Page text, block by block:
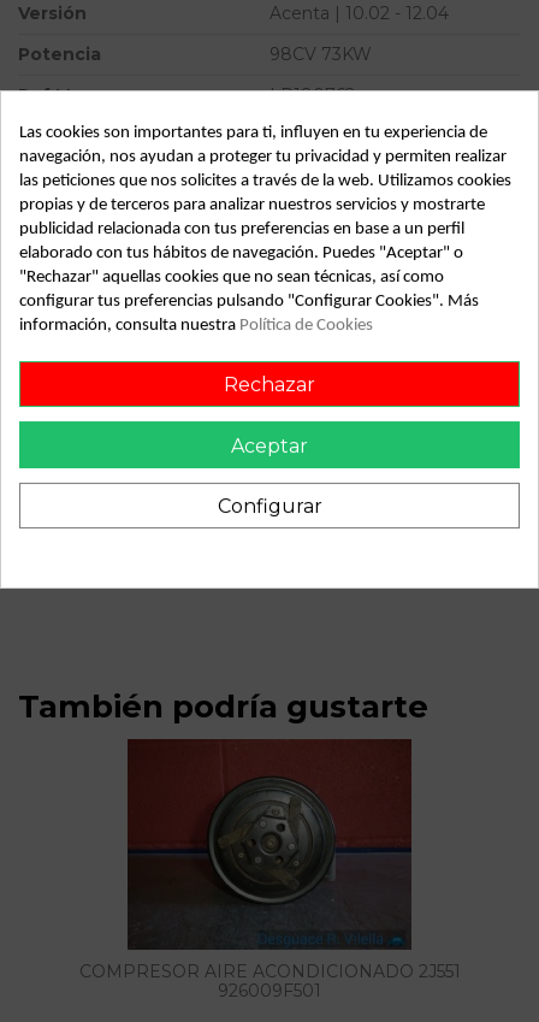
Versión
Acenta | 10.02 - 12.04
Potencia
98CV 73KW
Ref.Marca
LR180762
Ref.Equivalencia
12V 80A
Modelo
ALMERA (N16/E) Acenta |
10.02 - 12.04
Almacén
49349
SubAlmacén
369
SubSubAlmacén
100029758
Fecha disponible: 2022-04-06
Descripción
23100BU010 LR180762 12V 80A
También podría gustarte
COMPRESOR AIRE ACONDICIONADO 2J551
926009F501
Las cookies son importantes para ti, influyen en tu experiencia de
navegación, nos ayudan a proteger tu privacidad y permiten realizar
las peticiones que nos solicites a través de la web. Utilizamos cookies
propias y de terceros para analizar nuestros servicios y mostrarte
publicidad relacionada con tus preferencias en base a un perfil
elaborado con tus hábitos de navegación. Puedes "Aceptar" o
"Rechazar" aquellas cookies que no sean técnicas, así como
configurar tus preferencias pulsando "Configurar Cookies". Más
información, consulta nuestra Política de Cookies
Rechazar
Aceptar
Configurar